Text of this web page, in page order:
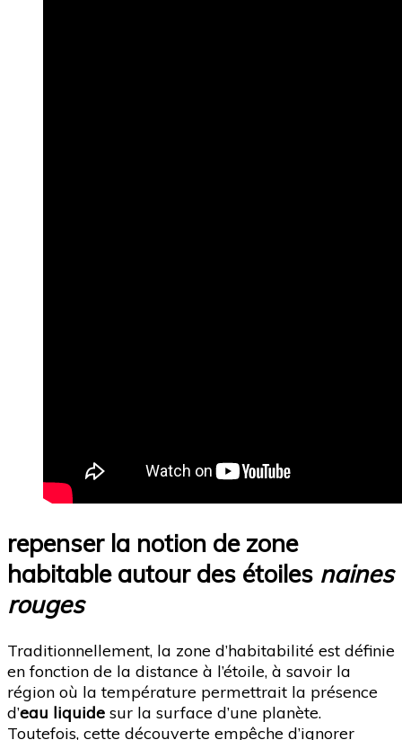
repenser la notion de zone
habitable autour des étoiles naines
rouges
Traditionnellement, la zone d’habitabilité est définie
en fonction de la distance à l’étoile, à savoir la
région où la température permettrait la présence
d’eau liquide sur la surface d’une planète.
Toutefois, cette découverte empêche d’ignorer